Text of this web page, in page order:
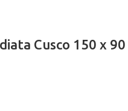
Cusco 150 x 90